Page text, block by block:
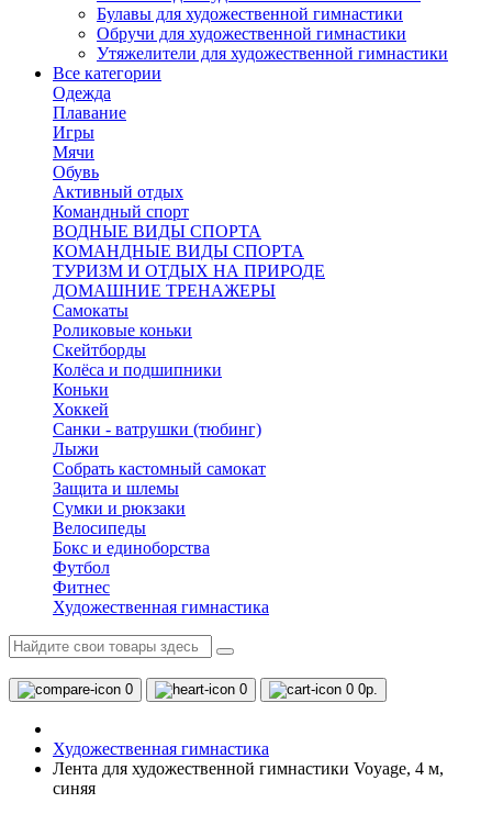
Булавы для художественной гимнастики
Обручи для художественной гимнастики
Утяжелители для художественной гимнастики
Все категории
Одежда
Плавание
Игры
Мячи
Обувь
Активный отдых
Командный спорт
ВОДНЫЕ ВИДЫ СПОРТА
КОМАНДНЫЕ ВИДЫ СПОРТА
ТУРИЗМ И ОТДЫХ НА ПРИРОДЕ
ДОМАШНИЕ ТРЕНАЖЕРЫ
Самокаты
Роликовые коньки
Скейтборды
Колёса и подшипники
Коньки
Хоккей
Санки - ватрушки (тюбинг)
Лыжи
Собрать кастомный самокат
Защита и шлемы
Сумки и рюкзаки
Велосипеды
Бокс и единоборства
Футбол
Фитнес
Художественная гимнастика
0 0 0 0р.
Художественная гимнастика
Лента для художественной гимнастики Voyage, 4 м,
синяя